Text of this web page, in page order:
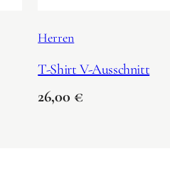
Herren
T-Shirt V-Ausschnitt
26,00 €